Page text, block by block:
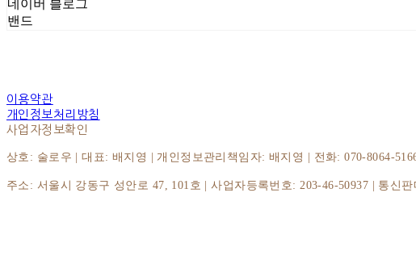
네이버 블로그
밴드
이용약관
개인정보처리방침
사업자정보확인
상호: 술로우 | 대표: 배지영 | 개인정보관리책임자: 배지영 | 전화: 070-8064-
주소: 서울시 강동구 성안로 47, 101호 | 사업자등록번호:203-46-50937 | 통신판